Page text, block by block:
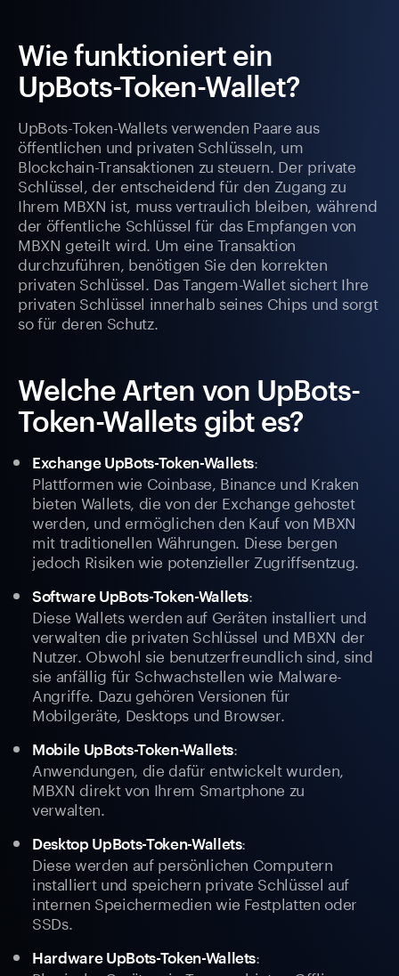
Wie funktioniert ein
UpBots-Token-Wallet?
UpBots-Token-Wallets verwenden Paare aus
öffentlichen und privaten Schlüsseln, um
Blockchain-Transaktionen zu steuern. Der private
Schlüssel, der entscheidend für den Zugang zu
Ihrem MBXN ist, muss vertraulich bleiben, während
der öffentliche Schlüssel für das Empfangen von
MBXN geteilt wird. Um eine Transaktion
durchzuführen, benötigen Sie den korrekten
privaten Schlüssel. Das Tangem-Wallet sichert Ihre
privaten Schlüssel innerhalb seines Chips und sorgt
so für deren Schutz.
Welche Arten von UpBots-
Token-Wallets gibt es?
Exchange UpBots-Token-Wallets:
Plattformen wie Coinbase, Binance und Kraken
bieten Wallets, die von der Exchange gehostet
werden, und ermöglichen den Kauf von MBXN
mit traditionellen Währungen. Diese bergen
jedoch Risiken wie potenzieller Zugriffsentzug.
Software UpBots-Token-Wallets:
Diese Wallets werden auf Geräten installiert und
verwalten die privaten Schlüssel und MBXN der
Nutzer. Obwohl sie benutzerfreundlich sind, sind
sie anfällig für Schwachstellen wie Malware-
Angriffe. Dazu gehören Versionen für
Mobilgeräte, Desktops und Browser.
Mobile UpBots-Token-Wallets:
Anwendungen, die dafür entwickelt wurden,
MBXN direkt von Ihrem Smartphone zu
verwalten.
Desktop UpBots-Token-Wallets:
Diese werden auf persönlichen Computern
installiert und speichern private Schlüssel auf
internen Speichermedien wie Festplatten oder
SSDs.
Hardware UpBots-Token-Wallets: